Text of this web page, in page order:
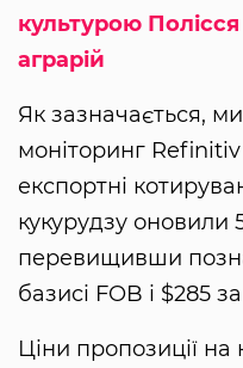
культурою
аграрій
Як зазначається,
моніторинг
експортні
кукурудзу оновили
перевищивши
базисі FOB і $285
Ціни пропозиції на